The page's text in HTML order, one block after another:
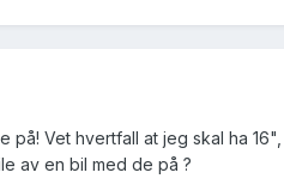
på! Vet hvertfall at jeg skal ha
av en bil med de på ?